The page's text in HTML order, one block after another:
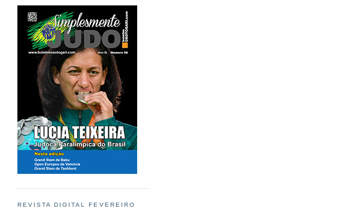
REVISTA DIGITAL FEVEREIRO